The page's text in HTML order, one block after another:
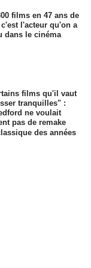
films en 47 ans de
l'acteur qu'on a
dans le cinéma
films qu'il vaut
tranquilles" :
ne voulait
pas de remake
des années